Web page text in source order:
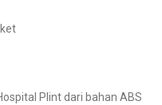
Plint dari bahan ABS